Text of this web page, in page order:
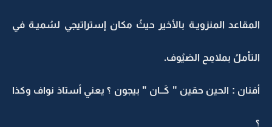
المقاعد المنزويـة بالأخير حيثُ مكان إستراتيجي لسُميـة في
التأملُ بملامِح الضيُوف.
أفنان : الحين حقين " كَــان " بيجون ؟ يعني أستاذ نواف وكذا
؟